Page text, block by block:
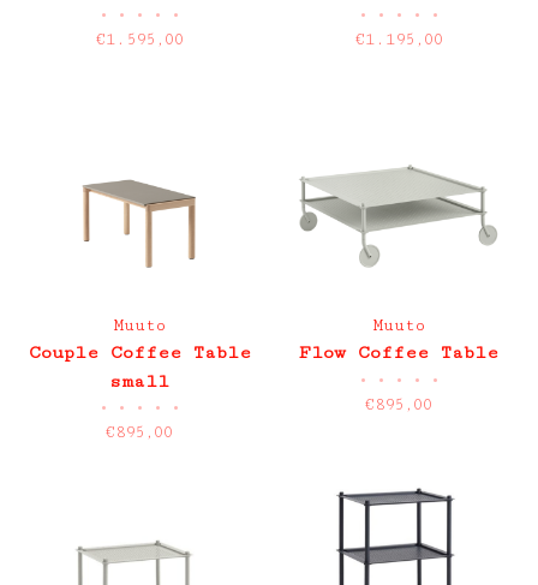
• • • • •
€1.595,00
• • • • •
€1.195,00
Muuto
Couple Coffee Table
small
• • • • •
€895,00
Muuto
Flow Coffee Table
• • • • •
€895,00